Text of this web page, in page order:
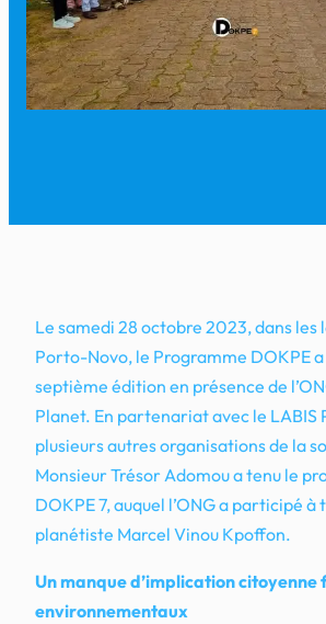
Le samedi 28 octobre 2023, dans les
Porto-Novo, le Programme DOKPE a
septième édition en présence de
Planet. En partenariat avec le
plusieurs autres organisations de la
Monsieur Trésor Adomou a tenu le
DOKPE 7, auquel l’ONG a participé à
planétiste Marcel Vinou Kpoffon.
Un manque d’implication citoyenne
environnementaux